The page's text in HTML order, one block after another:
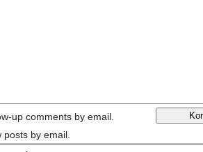
up comments by email.
by email.